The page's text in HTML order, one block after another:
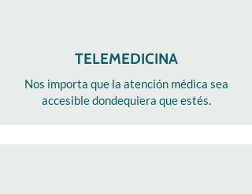
TELEMEDICINA
Nos importa que la atención médica sea
accesible dondequiera que estés.